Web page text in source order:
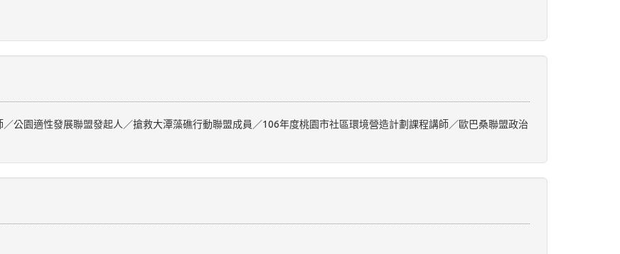
公園適性發展聯盟發起人／搶救大潭藻礁行動聯盟成員／106年度桃園市社區環境營造計劃課程講師／歐巴桑聯盟政治